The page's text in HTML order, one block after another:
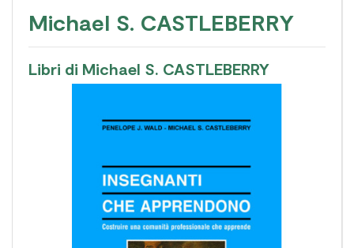
Michael S. CASTLEBERRY
Libri di Michael S. CASTLEBERRY